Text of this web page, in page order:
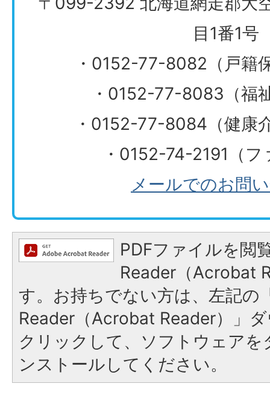
目1番1号
・0152-77-8082（戸籍
・0152-77-8083（福
・0152-77-8084（健康
・0152-74-2191（
メールでのお問
PDFファイルを閲
Reader（Acrobat
す。お持ちでない方は、左記の
Reader（Acrobat Reader）」
クリックして、ソフトウェア
ンストールしてください。